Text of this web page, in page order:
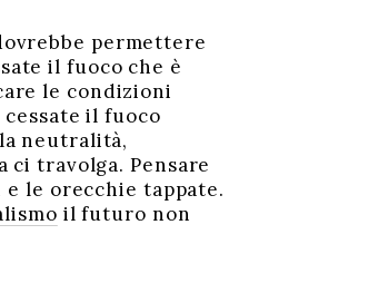
permettere
il fuoco che è
le condizioni
il fuoco
neutralità,
ci travolga. Pensare
le orecchie tappate.
il futuro non